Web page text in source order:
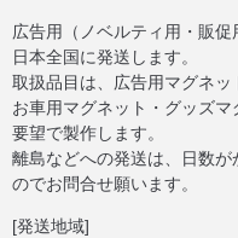
広告用（ノベルティ用・販
日本全国に発送します。
取扱品目は、広告用マグネッ
お車用マグネット・グッズ
要望で製作します。
離島などへの発送は、日数
のでお問合せ願います。
[発送地域]